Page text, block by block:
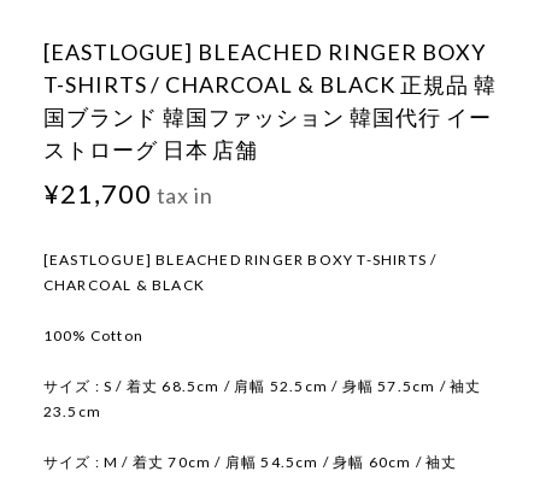
[EASTLOGUE] BLEACHED RINGER BOXY
T-SHIRTS / CHARCOAL & BLACK 正規品 韓
国ブランド 韓国ファッション 韓国代行 イー
ストローグ 日本 店舗
¥21,700 tax in
[EASTLOGUE] BLEACHED RINGER BOXY T-SHIRTS /
CHARCOAL & BLACK
100% Cotton
サイズ : S / 着丈 68.5cm / 肩幅 52.5cm / 身幅 57.5cm / 袖丈
23.5cm
サイズ : M / 着丈 70cm / 肩幅 54.5cm / 身幅 60cm / 袖丈